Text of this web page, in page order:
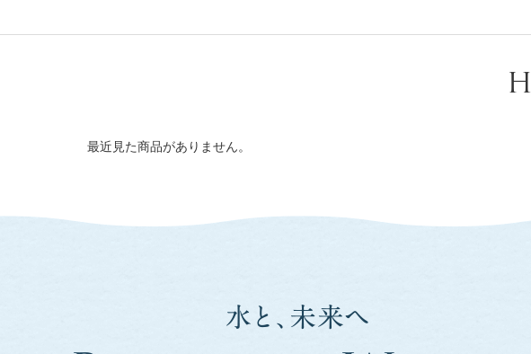
最近見た商品がありません。